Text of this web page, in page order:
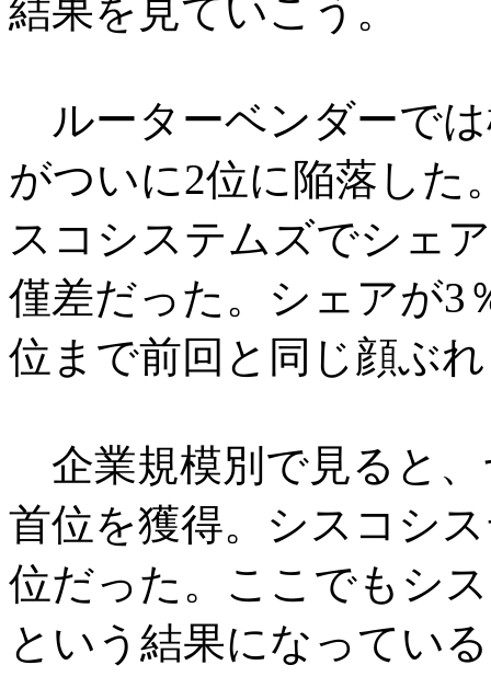
結果を見ていこう。
ルーターベンダーで
がついに2位に陥落した
スコシステムズでシェ
僅差だった。シェアが3
位まで前回と同じ顔ぶ
企業規模別で見ると、
首位を獲得。シスコシ
位だった。ここでもシ
という結果になってい